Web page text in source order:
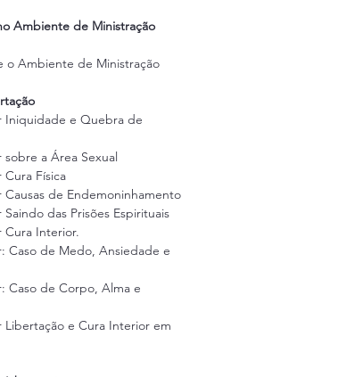
Ambiente de Ministração
o Ambiente de Ministração
Iniquidade e Quebra de
a Área Sexual
Física
de Endemoninhamento
das Prisões Espirituais
Cura Interior.
Caso de Medo, Ansiedade e
Caso de Corpo, Alma e
e Cura Interior em